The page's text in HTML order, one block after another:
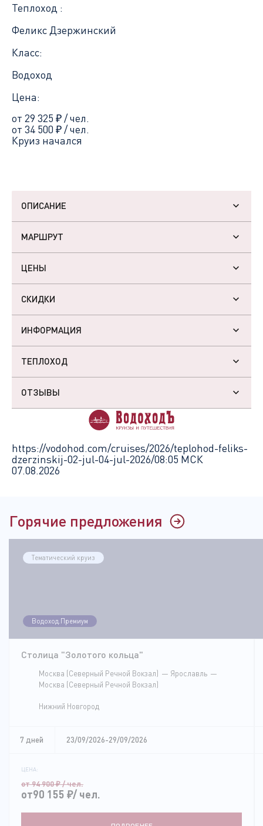
Теплоход :
Феликс Дзержинский
Класс:
Водоход
Цена:
от 29 325 ₽/ чел.
от 34 500 ₽/ чел.
Круиз начался
ОПИСАНИЕ
МАРШРУТ
ЦЕНЫ
СКИДКИ
ИНФОРМАЦИЯ
ТЕПЛОХОД
ОТЗЫВЫ
https://vodohod.com/cruises/2026/teplohod-feliks-
dzerzinskij-02-jul-04-jul-2026/08:05 МСК
07.08.2026
Горячие предложения
Тематический круиз
Водоход.Премиум
Столица "Золотого кольца"
Москва (Северный Речной Вокзал)
Ярославль
Москва (Северный Речной Вокзал)
Нижний Новгород
7 дней 23/09/2026-29/09/2026
ЦЕНА:
от 94 900₽/ чел.
от90 155 ₽/ чел.